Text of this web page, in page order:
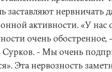
заставляют нервничать
активности. «У
очень обостренное,
Сурков. - Мы очень
Эта нервозность